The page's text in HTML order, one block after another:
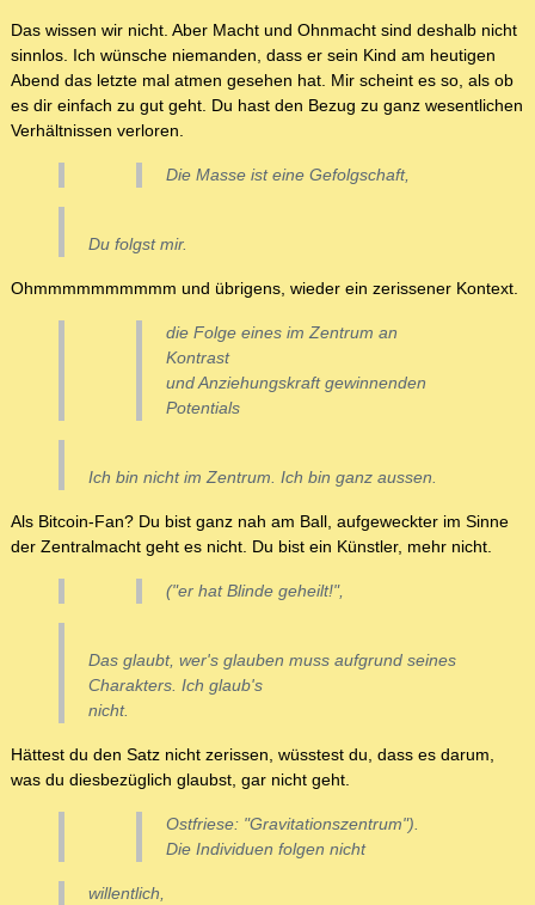
Das wissen wir nicht. Aber Macht und Ohnmacht sind deshalb nicht
sinnlos. Ich wünsche niemanden, dass er sein Kind am heutigen
Abend das letzte mal atmen gesehen hat. Mir scheint es so, als ob
es dir einfach zu gut geht. Du hast den Bezug zu ganz wesentlichen
Verhältnissen verloren.
Die Masse ist eine Gefolgschaft,
Du folgst mir.
Ohmmmmmmmmmm und übrigens, wieder ein zerissener Kontext.
die Folge eines im Zentrum an
Kontrast
und Anziehungskraft gewinnenden
Potentials
Ich bin nicht im Zentrum. Ich bin ganz aussen.
Als Bitcoin-Fan? Du bist ganz nah am Ball, aufgeweckter im Sinne
der Zentralmacht geht es nicht. Du bist ein Künstler, mehr nicht.
("er hat Blinde geheilt!",
Das glaubt, wer's glauben muss aufgrund seines
Charakters. Ich glaub's
nicht.
Hättest du den Satz nicht zerissen, wüsstest du, dass es darum,
was du diesbezüglich glaubst, gar nicht geht.
Ostfriese: "Gravitationszentrum").
Die Individuen folgen nicht
willentlich,